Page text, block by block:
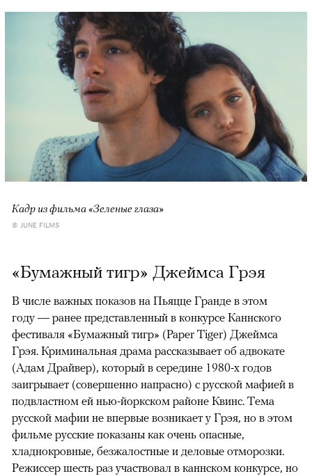
Кадр из фильма «Зеленые глаза»
© JUNE FILMS
«Бумажный тигр» Джеймса Грэя
В числе важных показов на Пьяцце Гранде в этом
году — ранее представленный в конкурсе Каннского
фестиваля «Бумажный тигр» (Paper Tiger) Джеймса
Грэя. Криминальная драма рассказывает об адвокате
(Адам Драйвер), который в середине 1980-х годов
заигрывает (совершенно напрасно) с русской мафией в
подвластном ей нью-йоркском районе Квинс. Тема
русской мафии не впервые возникает у Грэя, но в этом
фильме русские показаны как очень опасные,
хладнокровные, безжалостные и деловые отморозки.
Режиссер шесть раз участвовал в каннском конкурсе, но